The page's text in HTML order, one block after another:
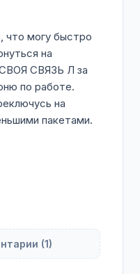
что могу быстро
на
СВЯЗЬ Л за
по работе.
на
пакетами.
(1)